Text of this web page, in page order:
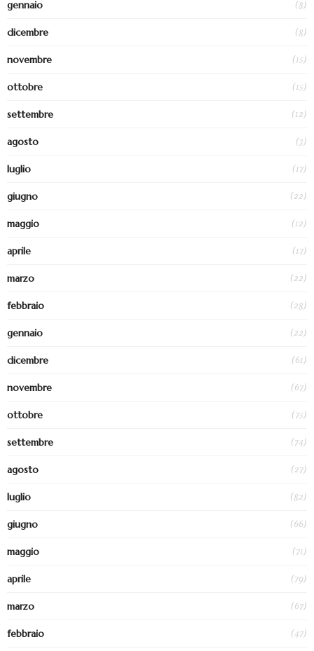
gennaio (8)
dicembre (8)
novembre (15)
ottobre (15)
settembre (12)
agosto (3)
luglio (17)
giugno (22)
maggio (12)
aprile (17)
marzo (22)
febbraio (28)
gennaio (22)
dicembre (61)
novembre (67)
ottobre (75)
settembre (74)
agosto (27)
luglio (82)
giugno (66)
maggio (71)
aprile (79)
marzo (67)
febbraio (47)